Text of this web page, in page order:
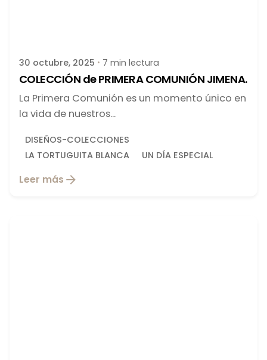
30 octubre, 2025 7 min lectura
COLECCIÓN de PRIMERA COMUNIÓN JIMENA.
La Primera Comunión es un momento único en
la vida de nuestros...
DISEÑOS-COLECCIONES
LA TORTUGUITA BLANCA
UN DÍA ESPECIAL
Leer más